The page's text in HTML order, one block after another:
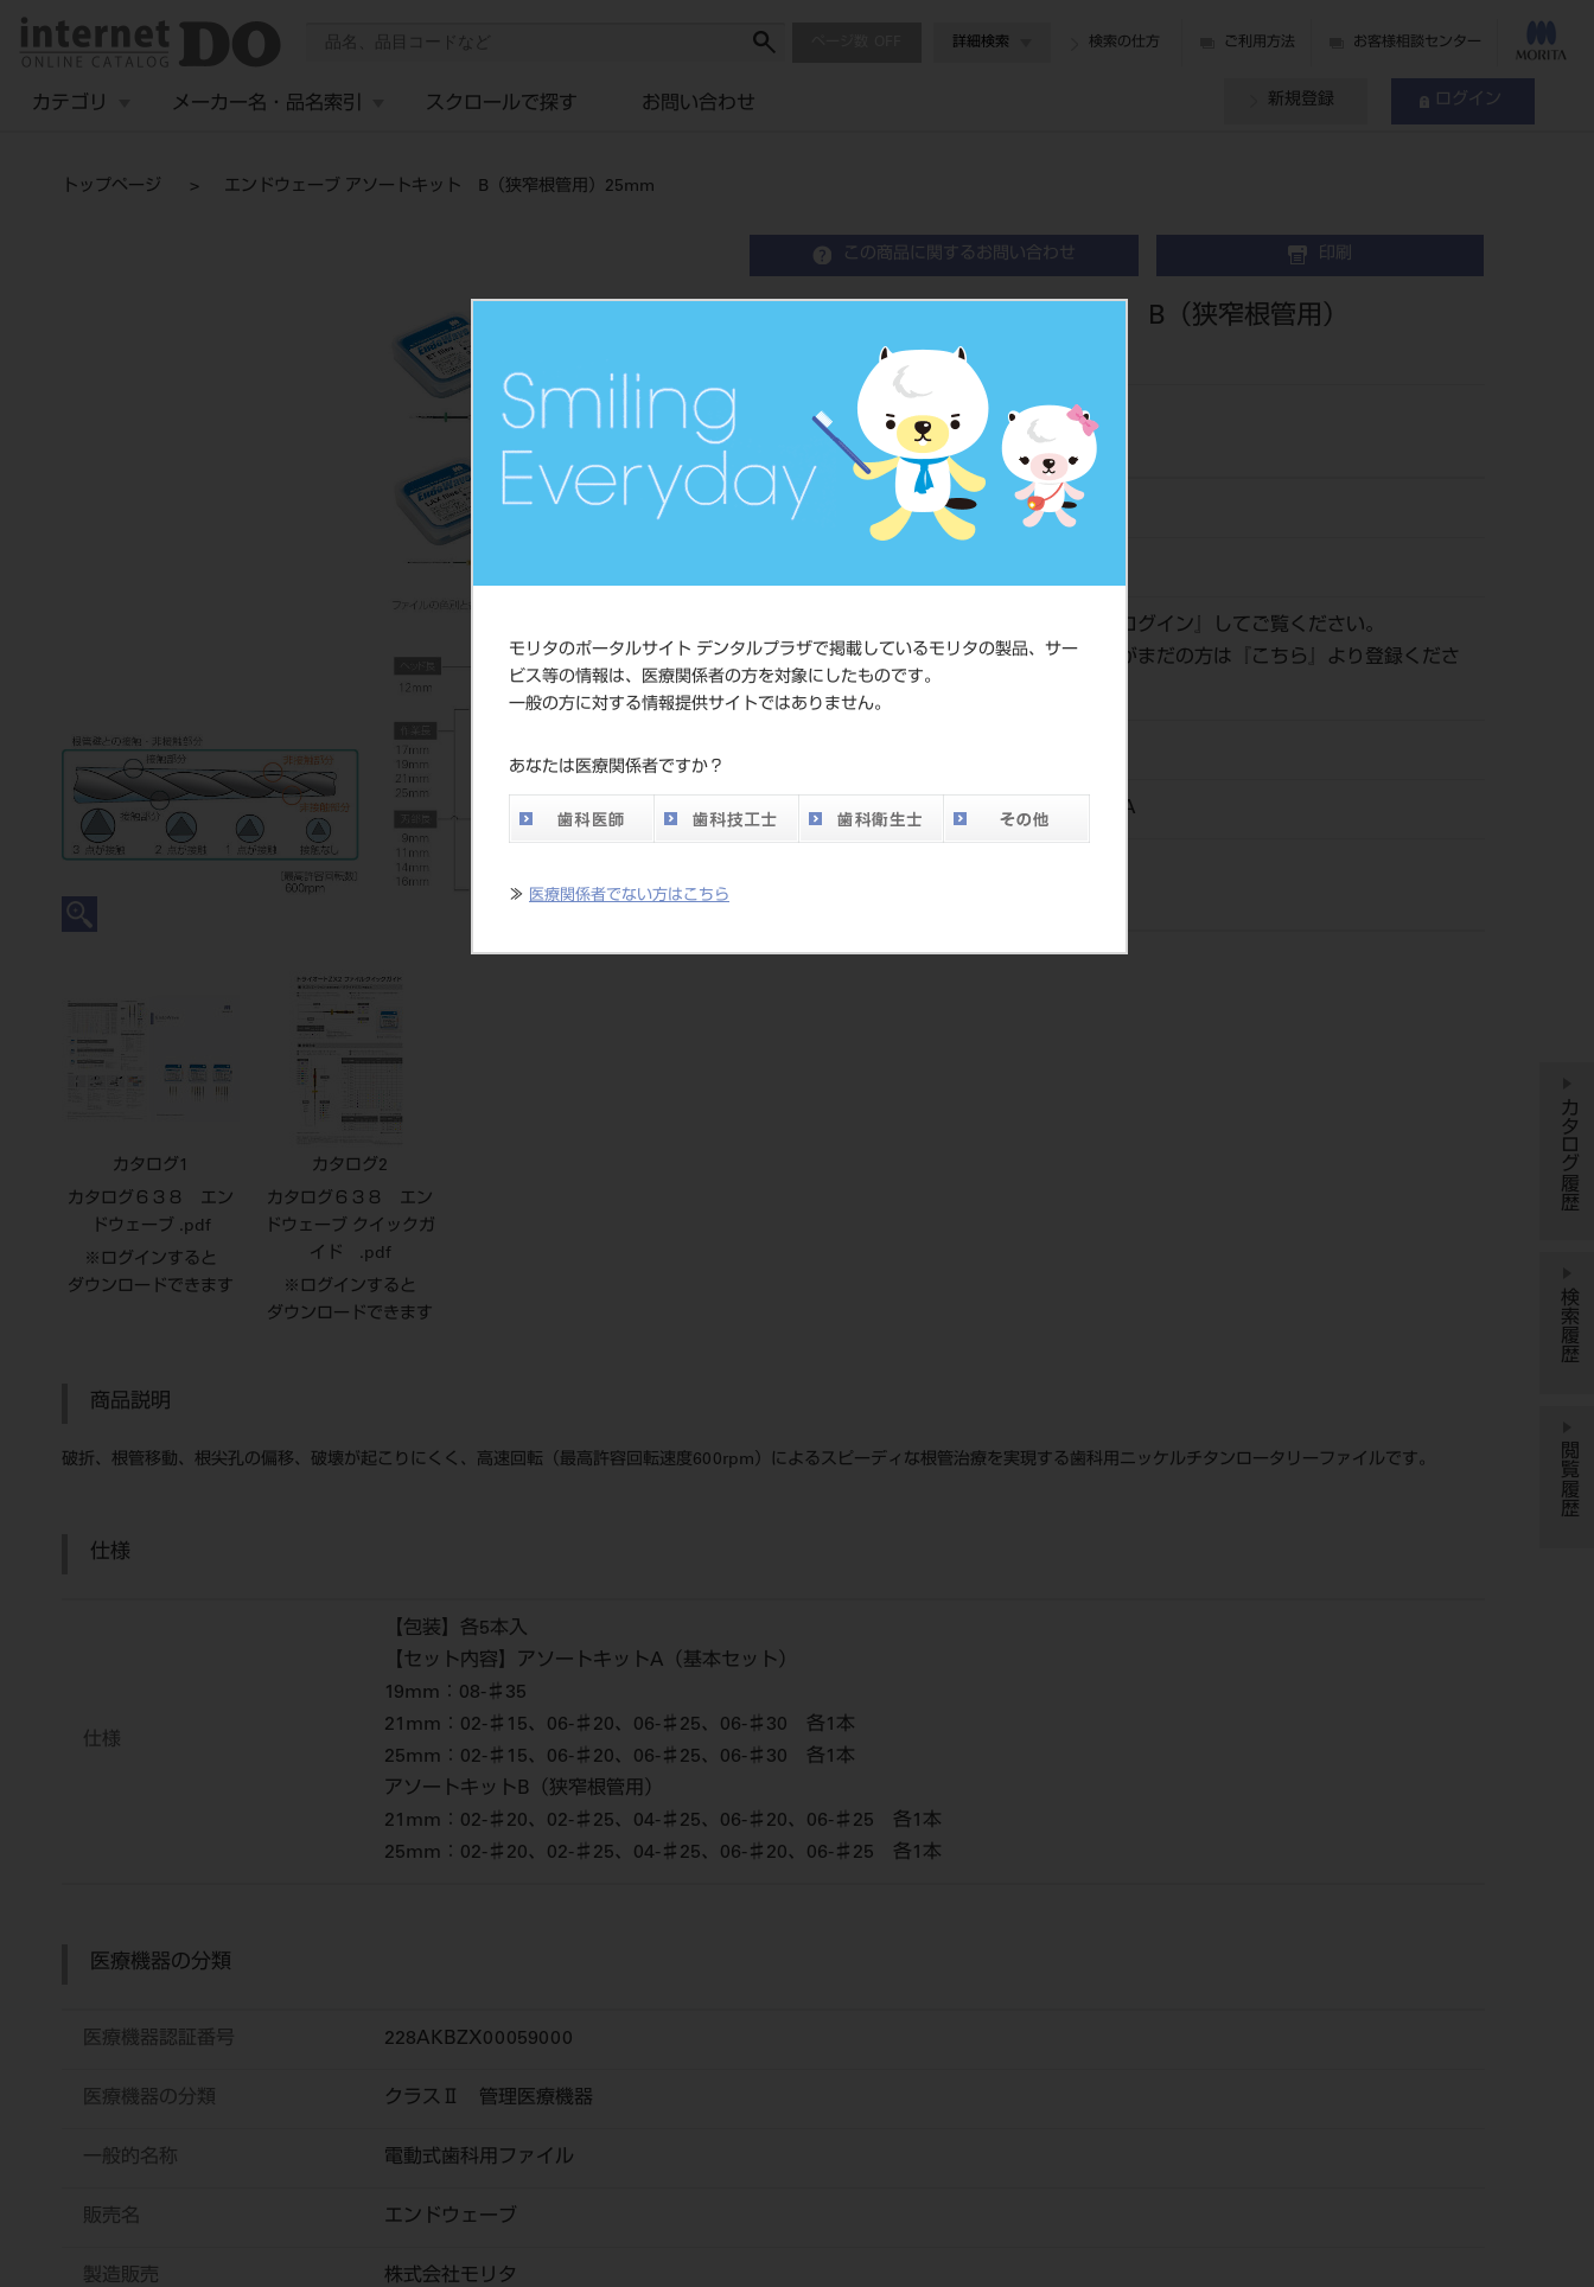
モリタのポータルサイト デンタルプラザで掲載しているモリタの製品、サー
ビス等の情報は、医療関係者の方を対象にしたものです。
一般の方に対する情報提供サイトではありません。
あなたは医療関係者ですか？
≫ 医療関係者でない方はこちら
詳細検索 検索の仕方 ご利用方法 お客様相談センター
カテゴリ メーカー名・品名索引 スクロールで探す お問い合わせ 新規登録 ログイン
トップページ エンドウェーブ アソートキット B（狭窄根管用）25mm
この商品に関するお問い合わせ 印刷
エンドウェーブ アソートキット B（狭窄根管用）
ニッケルチタン製ファイルCA用
品目コード 206380011
標準価格
ログイン 』してご覧ください。
ネット会員登録がまだの方は『
こちら
』より登録くださ
メーカー FKG Dentaire SA
カタログ1
カタログ６３８ エン
ドウェーブ .pdf
※ログインすると
ダウンロードできます
カタログ2
カタログ６３８ エン
ドウェーブ クイックガ
イド .pdf
※ログインすると
ダウンロードできます
商品説明
破折、根管移動、根尖孔の偏移、破壊が起こりにくく、高速回転（最高許容回転速度600rpm）によるスピーディな根管治療を実現する歯科用ニッケルチタンロータリーファイルです。
仕様
仕様
【包装】各5本入
【セット内容】アソートキットA（基本セット）
19mm：08-♯35
21mm：02-♯15、06-♯20、06-♯25、06-♯30 各1本
25mm：02-♯15、06-♯20、06-♯25、06-♯30 各1本
アソートキットB（狭窄根管用）
21mm：02-♯20、02-♯25、04-♯25、06-♯20、06-♯25 各1本
25mm：02-♯20、02-♯25、04-♯25、06-♯20、06-♯25 各1本
医療機器の分類
医療機器認証番号 228AKBZX00059000
医療機器の分類 クラスⅡ 管理医療機器
一般的名称 電動式歯科用ファイル
販売名 エンドウェーブ
製造販売 株式会社モリタ
カタログ履歴
検索履歴
閲覧履歴